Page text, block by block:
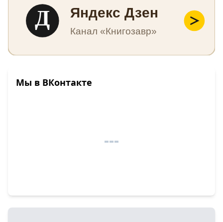
Д Яндекс Дзен
Канал «Книгозавр»
Мы в ВКонтакте